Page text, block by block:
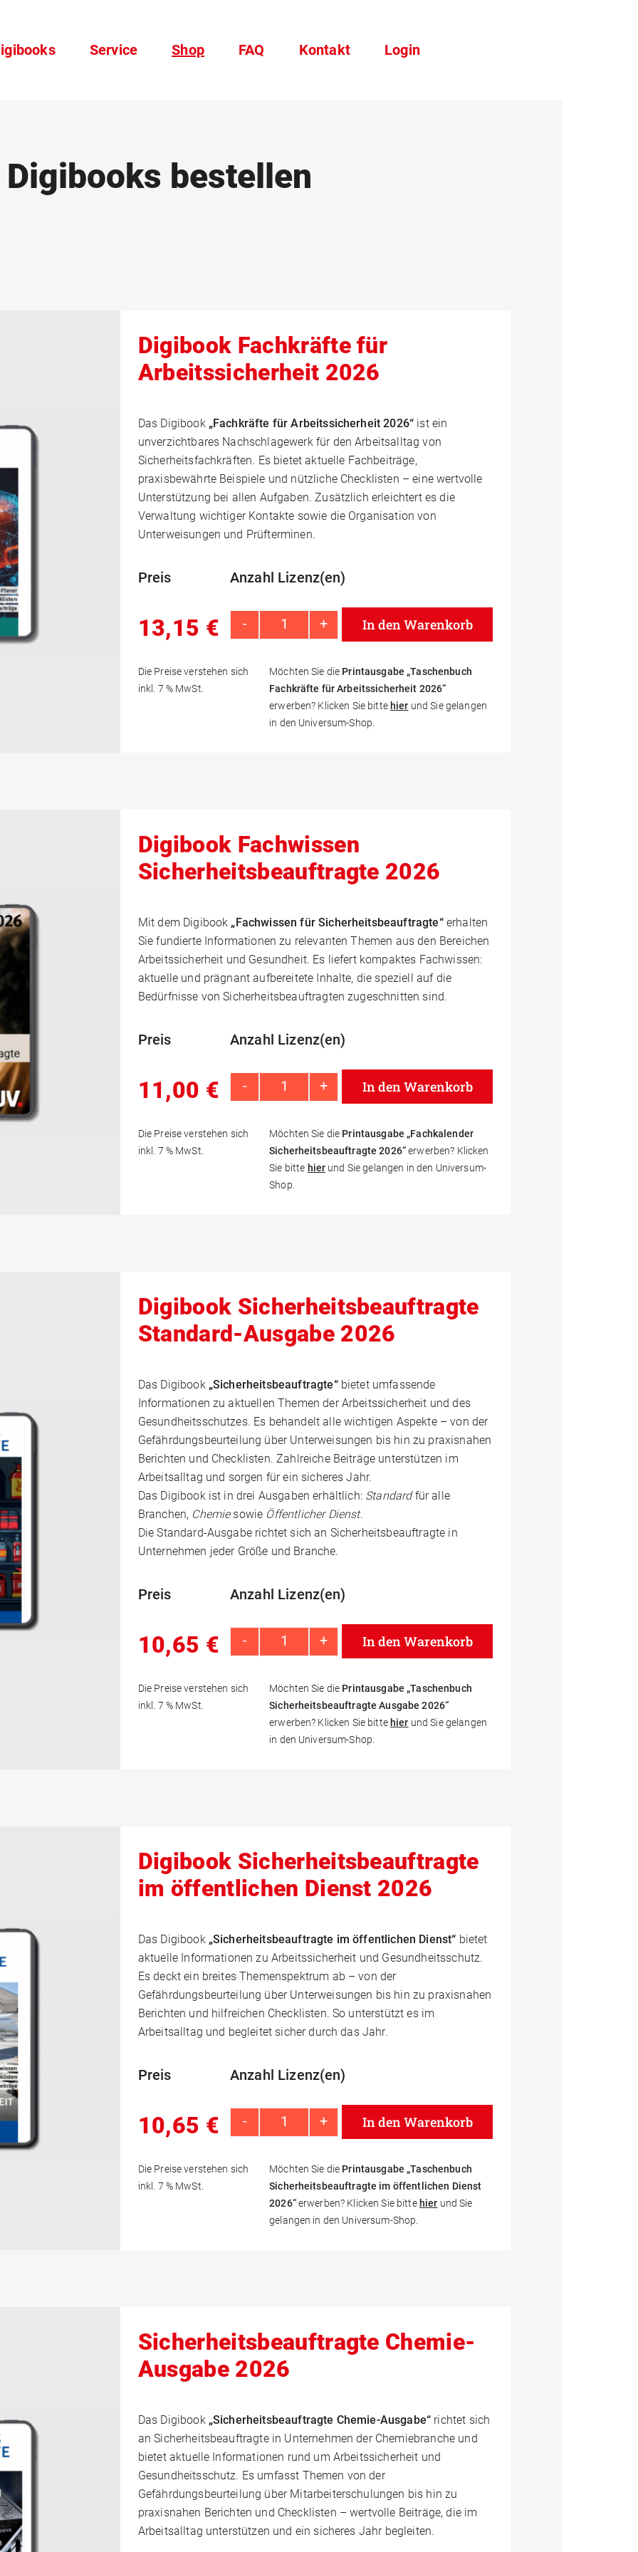
Service Shop FAQ Kontakt Login
eingeben
Digibooks bestellen
Digibook Fachkräfte für
Arbeitssicherheit 2026
Das Digibook „Fachkräfte für Arbeitssicherheit 2026“ ist ein
unverzichtbares Nachschlagewerk für den Arbeitsalltag von
Sicherheitsfachkräften. Es bietet aktuelle Fachbeiträge,
praxisbewährte Beispiele und nützliche Checklisten – eine wertvolle
Unterstützung bei allen Aufgaben. Zusätzlich erleichtert es die
Verwaltung wichtiger Kontakte sowie die Organisation von
Unterweisungen und Prüfterminen.
Preis
13,15 €
Anzahl Lizenz(en)
Digibook Fachkräfte für Arbeitssicherheit 2026 Menge
- + In den Warenkorb
Die Preise verstehen sich
inkl. 7 % MwSt.
Möchten Sie die Printausgabe „Taschenbuch
Fachkräfte für Arbeitssicherheit 2026“
erwerben? Klicken Sie bitte hier und Sie gelangen
in den Universum-Shop.
Digibook Fachwissen
Sicherheitsbeauftragte 2026
Mit dem Digibook „Fachwissen für Sicherheitsbeauftragte“erhalten
Sie fundierte Informationen zu relevanten Themen aus den Bereichen
Arbeitssicherheit und Gesundheit. Es liefert kompaktes Fachwissen:
aktuelle und prägnant aufbereitete Inhalte, die speziell auf die
Bedürfnisse von Sicherheitsbeauftragten zugeschnitten sind.
Preis
11,00 €
Anzahl Lizenz(en)
Digibook Fachwissen Sicherheitsbeauftragte 2026 Menge
- + In den Warenkorb
Die Preise verstehen sich
inkl. 7 % MwSt.
Möchten Sie die Printausgabe „Fachkalender
Sicherheitsbeauftragte 2026“erwerben? Klicken
Sie bitte hier und Sie gelangen in den Universum-
Shop.
Digibook Sicherheitsbeauftragte
Standard-Ausgabe 2026
Das Digibook „Sicherheitsbeauftragte“bietet umfassende
Informationen zu aktuellen Themen der Arbeitssicherheit und des
Gesundheitsschutzes. Es behandelt alle wichtigen Aspekte – von der
Gefährdungsbeurteilung über Unterweisungen bis hin zu praxisnahen
Berichten und Checklisten. Zahlreiche Beiträge unterstützen im
Arbeitsalltag und sorgen für ein sicheres Jahr.
Das Digibook ist in drei Ausgaben erhältlich: Standardfür alle
Branchen, Chemiesowie Öffentlicher Dienst.
Die Standard-Ausgabe richtet sich an Sicherheitsbeauftragte in
Unternehmen jeder Größe und Branche.
Preis
10,65 €
Anzahl Lizenz(en)
Digibook Sicherheitsbeauftragte Standard-Ausgabe 2026 Menge
- + In den Warenkorb
Die Preise verstehen sich
inkl. 7 % MwSt.
Möchten Sie die Printausgabe „Taschenbuch
Sicherheitsbeauftragte Ausgabe 2026“
erwerben? Klicken Sie bitte hier und Sie gelangen
in den Universum-Shop.
Digibook Sicherheitsbeauftragte
im öffentlichen Dienst 2026
Das Digibook „Sicherheitsbeauftragte im öffentlichen Dienst“ bietet
aktuelle Informationen zu Arbeitssicherheit und Gesundheitsschutz.
Es deckt ein breites Themenspektrum ab – von der
Gefährdungsbeurteilung über Unterweisungen bis hin zu praxisnahen
Berichten und hilfreichen Checklisten. So unterstützt es im
Arbeitsalltag und begleitet sicher durch das Jahr.
Preis
10,65 €
Anzahl Lizenz(en)
Digibook Sicherheitsbeauftragte im öffentlichen Dienst 2026 Menge
- + In den Warenkorb
Die Preise verstehen sich
inkl. 7 % MwSt.
Möchten Sie die Printausgabe „Taschenbuch
Sicherheitsbeauftragte im öffentlichen Dienst
2026“erwerben? Klicken Sie bitte hier und Sie
gelangen in den Universum-Shop.
Sicherheitsbeauftragte Chemie-
Ausgabe 2026
Das Digibook „Sicherheitsbeauftragte Chemie-Ausgabe“ richtet sich
an Sicherheitsbeauftragte in Unternehmen der Chemiebranche und
bietet aktuelle Informationen rund um Arbeitssicherheit und
Gesundheitsschutz. Es umfasst Themen von der
Gefährdungsbeurteilung über Mitarbeiterschulungen bis hin zu
praxisnahen Berichten und Checklisten – wertvolle Beiträge, die im
Arbeitsalltag unterstützen und ein sicheres Jahr begleiten.